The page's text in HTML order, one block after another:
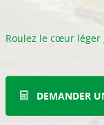
Roulez le cœur léger
DEMANDER